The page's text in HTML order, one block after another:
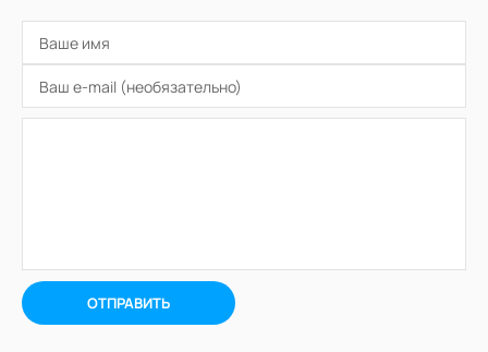
ОТПРАВИТЬ